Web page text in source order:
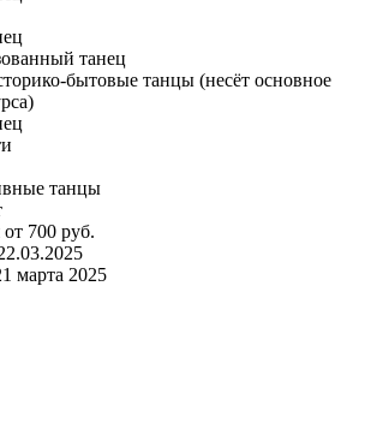
танец
бытовые танцы (несёт основное
танцы
от 700 руб.
марта 2025